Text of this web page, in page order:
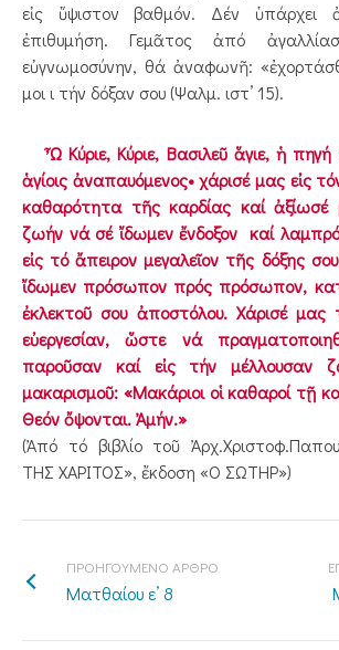
εἰς ὕψιστον βαθμόν. Δέν ὑπάρχει
ἐπιθυμήση. Γεμᾶτος ἀπό
εὐγνωμοσύνην, θά ἀναφωνῆ:
μοι ι τήν δόξαν σου (Ψαλμ. ιστ’ 15).
Ὦ Κύριε, Κύριε, Βασιλεῦ ἅγιε, ἡ
ἁγίοις ἀναπαυόμενος• χάρισέ μας εἰς
καθαρότητα τῆς καρδίας καί ἀξίωσέ
ζωήν νά σέ ἴδωμεν ἔνδοξον καί
εἰς τό ἄπειρον μεγαλεῖον τῆς δόξης
ἴδωμεν πρόσωπον πρός πρόσωπον,
ἐκλεκτοῦ σου ἀποστόλου. Χάρισέ μας
εὐεργεσίαν, ὥστε νά
παροῦσαν καί εἰς τήν μέλλουσαν
μακαρισμοῦ: «Μακάριοι οἱ καθαροί τῇ
Θεόν ὄψονται. Ἀμήν.»
(Ἀπό τό βιβλίο τοῦ
ΤΗΣ ΧΑΡΙΤΟΣ», ἔκδοση «Ο ΣΩΤΗΡ»)
ΠΡΟΗΓΟΥΜΕΝΟ ΑΡΘΡΟ
Ματθαίου ε’ 8